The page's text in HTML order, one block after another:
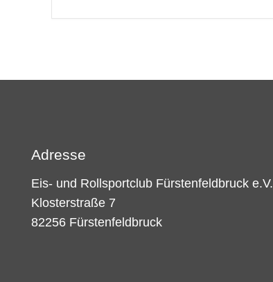
Adresse
Eis- und Rollsportclub Fürstenfeldbruck e.V.
Klosterstraße 7
82256 Fürstenfeldbruck